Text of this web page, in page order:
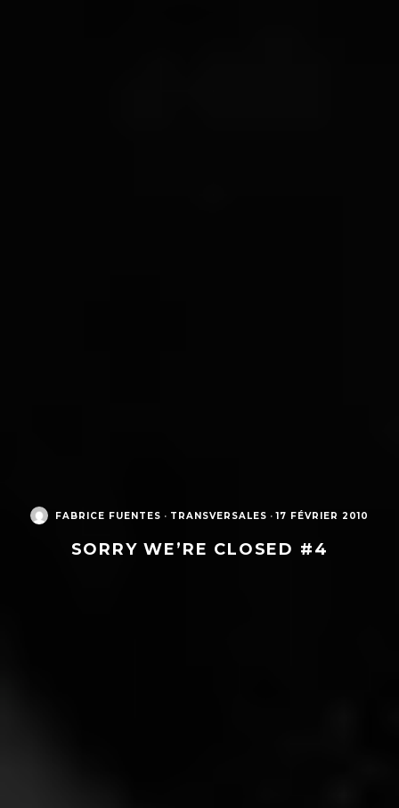
FABRICE FUENTES · TRANSVERSALES · 17 FÉVRIER 2010
SORRY WE’RE CLOSED #4